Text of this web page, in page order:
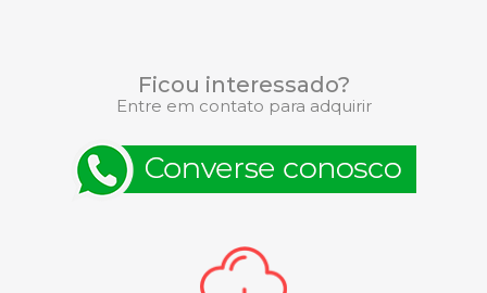
Ficou interessado?
Entre em contato para adquirir